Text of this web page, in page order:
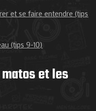
et se faire entendre (tips
(tips 9-10)
et les